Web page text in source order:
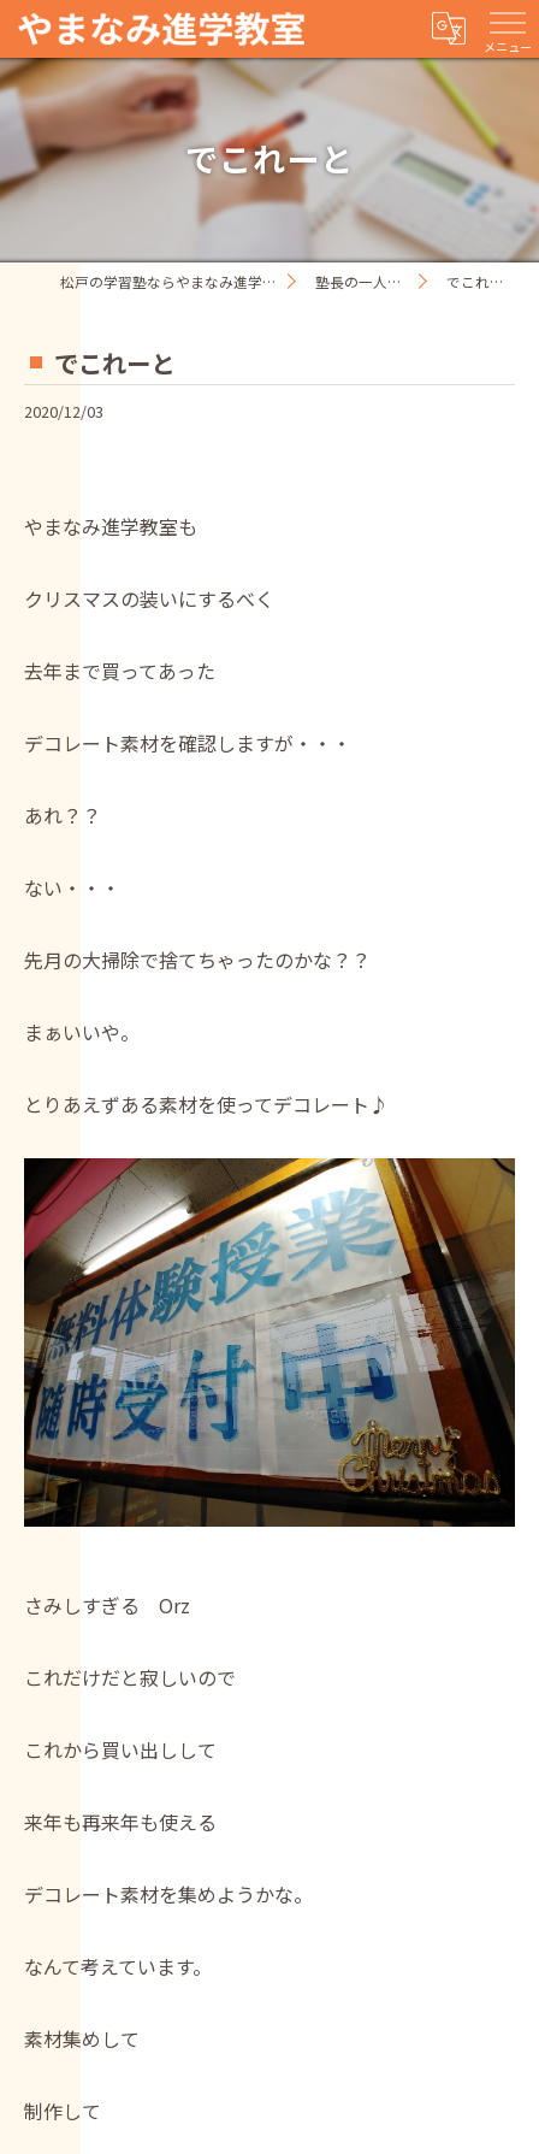
メニュー
でこれーと
松戸の学習塾ならやまなみ進学教室 塾長の一人ごと でこれーと
でこれーと
2020/12/03
やまなみ進学教室も
クリスマスの装いにするべく
去年まで買ってあった
デコレート素材を確認しますが・・・
あれ？？
ない・・・
先月の大掃除で捨てちゃったのかな？？
まぁいいや。
とりあえずある素材を使ってデコレート♪
さみしすぎる Orz
これだけだと寂しいので
これから買い出しして
来年も再来年も使える
デコレート素材を集めようかな。
なんて考えています。
素材集めして
制作して